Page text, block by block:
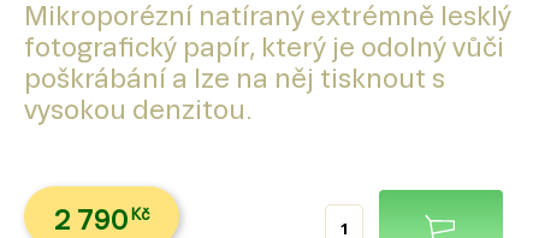
Mikroporézní natíraný extrémně lesklý
fotografický papír, který je odolný vůči
poškrábání a lze na něj tisknout s
vysokou denzitou.
2 790 Kč